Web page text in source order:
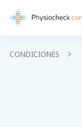
CONDICIONES